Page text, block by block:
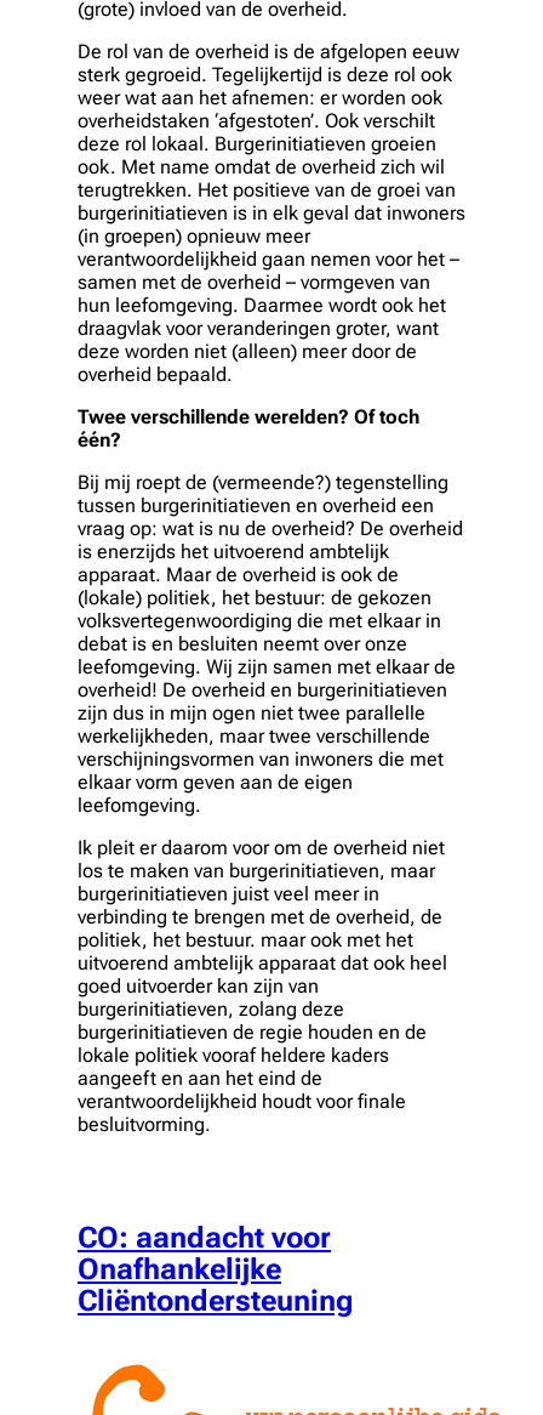
(grote) invloed van de overheid.
De rol van de overheid is de afgelopen eeuw
sterk gegroeid. Tegelijkertijd is deze rol ook
weer wat aan het afnemen: er worden ook
overheidstaken ‘afgestoten’. Ook verschilt
deze rol lokaal. Burgerinitiatieven groeien
ook. Met name omdat de overheid zich wil
terugtrekken. Het positieve van de groei van
burgerinitiatieven is in elk geval dat inwoners
(in groepen) opnieuw meer
verantwoordelijkheid gaan nemen voor het –
samen met de overheid – vormgeven van
hun leefomgeving. Daarmee wordt ook het
draagvlak voor veranderingen groter, want
deze worden niet (alleen) meer door de
overheid bepaald.
Twee verschillende werelden? Of toch
één?
Bij mij roept de (vermeende?) tegenstelling
tussen burgerinitiatieven en overheid een
vraag op: wat is nu de overheid? De overheid
is enerzijds het uitvoerend ambtelijk
apparaat. Maar de overheid is ook de
(lokale) politiek, het bestuur: de gekozen
volksvertegenwoordiging die met elkaar in
debat is en besluiten neemt over onze
leefomgeving. Wij zijn samen met elkaar de
overheid! De overheid en burgerinitiatieven
zijn dus in mijn ogen niet twee parallelle
werkelijkheden, maar twee verschillende
verschijningsvormen van inwoners die met
elkaar vorm geven aan de eigen
leefomgeving.
Ik pleit er daarom voor om de overheid niet
los te maken van burgerinitiatieven, maar
burgerinitiatieven juist veel meer in
verbinding te brengen met de overheid, de
politiek, het bestuur. maar ook met het
uitvoerend ambtelijk apparaat dat ook heel
goed uitvoerder kan zijn van
burgerinitiatieven, zolang deze
burgerinitiatieven de regie houden en de
lokale politiek vooraf heldere kaders
aangeeft en aan het eind de
verantwoordelijkheid houdt voor finale
besluitvorming.
CO: aandacht voor
Onafhankelijke
Cliëntondersteuning